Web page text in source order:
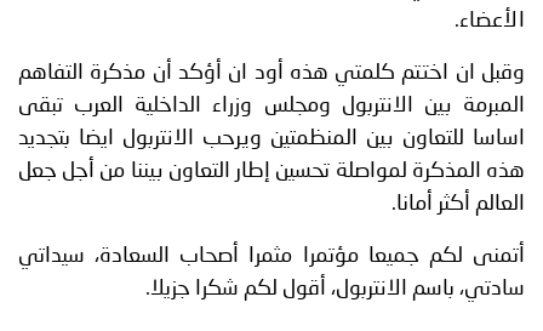
الأعضاء.
وقبل ان اختتم كلمتي هذه أود ان أؤكد أن مذكرة التفاهم
المبرمة بين الانتربول ومجلس وزراء الداخلية العرب تبقى
اساسا للتعاون بين المنظمتين ويرحب الانتربول ايضا بتجديد
هذه المذكرة لمواصلة تحسين إطار التعاون بيننا من أجل جعل
العالم أكثر أمانا.
أتمنى لكم جميعا مؤتمرا مثمرا أصحاب السعادة، سيداتي
سادتي، باسم الانتربول، أقول لكم شكرا جزيلا.